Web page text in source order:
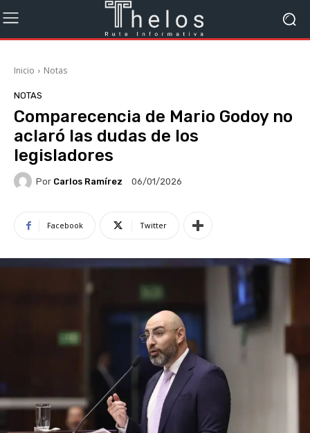
Inicio Notas
NOTAS
Comparecencia de Mario Godoy no
aclaró las dudas de los
legisladores
Por Carlos Ramírez 06/01/2026
Facebook Twitter